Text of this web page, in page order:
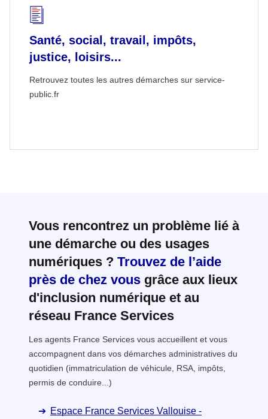
Santé, social, travail, impôts,
justice, loisirs...
Retrouvez toutes les autres démarches sur service-
public.fr
Vous rencontrez un problème lié à
une démarche ou des usages
numériques ? Trouvez de l’aide
près de chez vous grâce aux lieux
d'inclusion numérique et au
réseau France Services
Les agents France Services vous accueillent et vous
accompagnent dans vos démarches administratives du
quotidien (immatriculation de véhicule, RSA, impôts,
permis de conduire...)
Espace France Services Vallouise -